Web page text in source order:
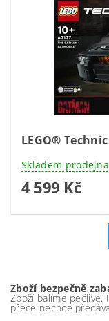
LEGO®
Skladem
4 599 Kč
Zboží bezpečně
Zboží balíme
přece nechce